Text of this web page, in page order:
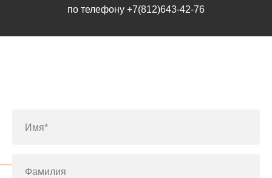
по телефону +7(812)643-42-76
Имя*
Фамилия